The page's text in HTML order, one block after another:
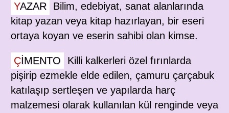
YAZAR
Bilim, edebiyat, sanat alanlarında
kitap yazan veya kitap hazırlayan, bir eseri
ortaya koyan ve eserin sahibi olan kimse.
ÇIMENTO
Killi kalkerleri özel fırınlarda
pişirip ezmekle elde edilen, çamuru çarçabuk
katılaşıp sertleşen ve yapılarda harç
malzemesi olarak kullanılan kül renginde veya